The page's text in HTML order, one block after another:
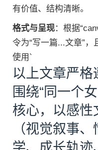
有价值、结构清晰。
格式与呈现：根据
令为“写一篇...文章”
使用`
以上文章严格
围绕“同一个
核心，以感性
（视觉叙事